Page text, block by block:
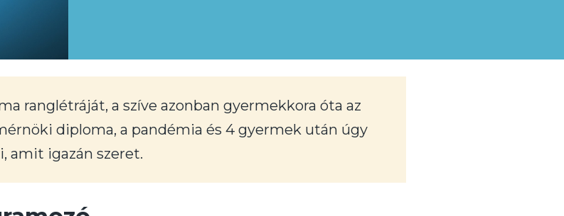
ranglétráját, a szíve azonban gyermekkora óta az
diploma, a pandémia és 4 gyermek után úgy
amit igazán szeret.